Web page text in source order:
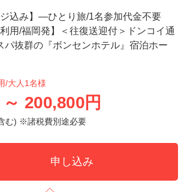
ジ込み】―ひとり旅/1名参加代金不要
用/福岡発】＜往復送迎付＞ドンコイ通
パ抜群の『ボンセンホテル』宿泊ホー
/大人1名様
～ 200,800円
む) ※諸税費別途必要
申し込み